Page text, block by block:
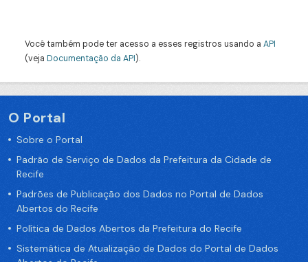
Você também pode ter acesso a esses registros usando a API
(veja Documentação da API).
O Portal
Sobre o Portal
Padrão de Serviço de Dados da Prefeitura da Cidade de
Recife
Padrões de Publicação dos Dados no Portal de Dados
Abertos do Recife
Política de Dados Abertos da Prefeitura do Recife
Sistemática de Atualização de Dados do Portal de Dados